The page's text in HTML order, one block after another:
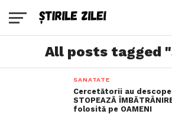
All posts tagged
SANATATE
Cercetătorii au
STOPEAZĂ
folosită pe OAMENI